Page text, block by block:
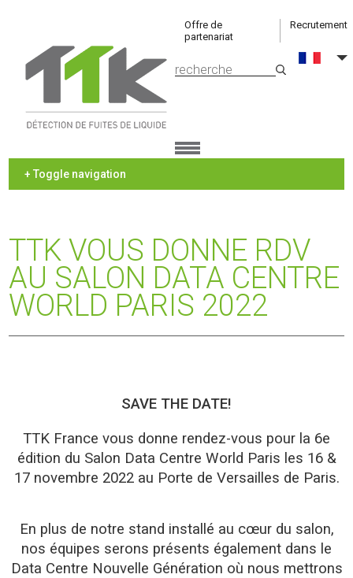
Offre de
partenariat
Recrutement
+ Toggle navigation
TTK VOUS DONNE RDV
AU SALON DATA CENTRE
WORLD PARIS 2022
SAVE THE DATE!
TTK France vous donne rendez-vous pour la 6e
édition du Salon Data Centre World Paris les 16 &
17 novembre 2022 au Porte de Versailles de Paris.
En plus de notre stand installé au cœur du salon,
nos équipes serons présents également dans le
Data Centre Nouvelle Génération où nous mettrons